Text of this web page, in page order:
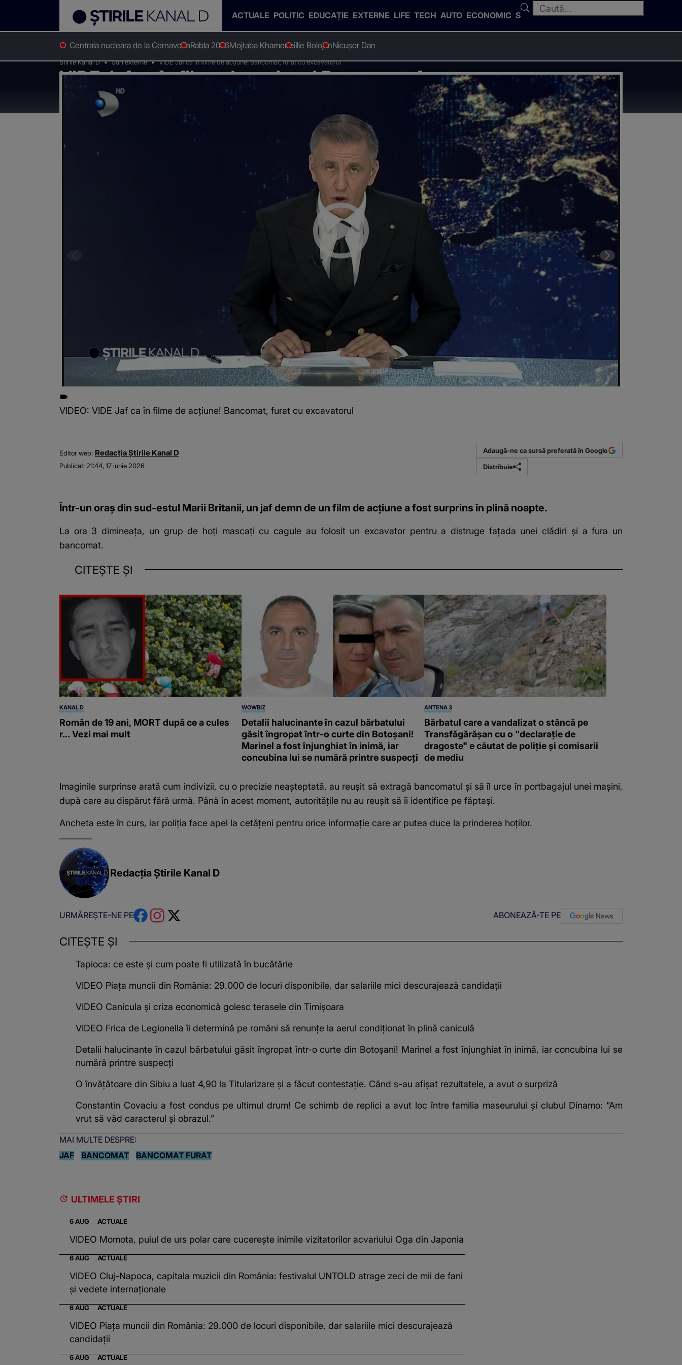
ACTUALE POLITIC EDUCAȚIE EXTERNE LIFE TECH AUTO ECONOMIC SPORT
Centrala nucleara de la CernavodaRabla 2026Mojtaba KhameneiIlie BolojanNicușor Dan
Stirile Kanal D Stiri externe VIDE Jaf ca în filme de acțiune! Bancomat, furat cu excavatorul
VIDE Jaf ca în filme de acțiune! Bancomat, furat cu
excavatorul
VIDEO: VIDE Jaf ca în filme de acțiune! Bancomat, furat cu excavatorul
Editor web: Redacția Știrile Kanal D
Publicat:21:44, 17 iunie 2026
Adaugă-ne ca sursă preferată în Google
Distribuie
Într-un oraș din sud-estul Marii Britanii, un jaf demn de un film de acțiune a fost surprins în plină noapte.
La ora 3 dimineața, un grup de hoți mascați cu cagule au folosit un excavator pentru a distruge fațada unei clădiri și a fura un
bancomat.
CITEȘTE ȘI
KANAL D
Român de 19 ani, MORT după ce a cules
r... Vezi mai mult
WOWBIZ
Detalii halucinante în cazul bărbatului
găsit îngropat într-o curte din Botoșani!
Marinel a fost înjunghiat în inimă, iar
concubina lui se numără printre suspecți
ANTENA 3
Bărbatul care a vandalizat o stâncă pe
Transfăgărășan cu o "declaraţie de
dragoste" e căutat de poliție și comisarii
de mediu
Imaginile surprinse arată cum indivizii, cu o precizie neașteptată, au reușit să extragă bancomatul și să îl urce în portbagajul unei mașini,
după care au dispărut fără urmă. Până în acest moment, autoritățile nu au reușit să îi identifice pe făptași.
Ancheta este în curs, iar poliția face apel la cetățeni pentru orice informație care ar putea duce la prinderea hoților.
Redacția Știrile Kanal D
URMĂREȘTE-NE PE ABONEAZĂ-TE PE
CITEȘTE ȘI
Tapioca: ce este și cum poate fi utilizată în bucătărie
VIDEO Piața muncii din România: 29.000 de locuri disponibile, dar salariile mici descurajează candidații
VIDEO Canicula și criza economică golesc terasele din Timișoara
VIDEO Frica de Legionella îi determină pe români să renunțe la aerul condiționat în plină caniculă
Detalii halucinante în cazul bărbatului găsit îngropat într-o curte din Botoșani! Marinel a fost înjunghiat în inimă, iar concubina lui se
numără printre suspecți
O învățătoare din Sibiu a luat 4,90 la Titularizare și a făcut contestație. Când s-au afișat rezultatele, a avut o surpriză
Constantin Covaciu a fost condus pe ultimul drum! Ce schimb de replici a avut loc între familia maseurului și clubul Dinamo: “Am
vrut să văd caracterul și obrazul.”
MAI MULTE DESPRE:
JAF
BANCOMAT BANCOMAT FURAT
ULTIMELE ȘTIRI
6 AUG ACTUALE
VIDEO Momota, puiul de urs polar care cucerește inimile vizitatorilor acvariului Oga din Japonia
6 AUG ACTUALE
VIDEO Cluj-Napoca, capitala muzicii din România: festivalul UNTOLD atrage zeci de mii de fani
și vedete internaționale
6 AUG ACTUALE
VIDEO Piața muncii din România: 29.000 de locuri disponibile, dar salariile mici descurajează
candidații
6 AUG ACTUALE